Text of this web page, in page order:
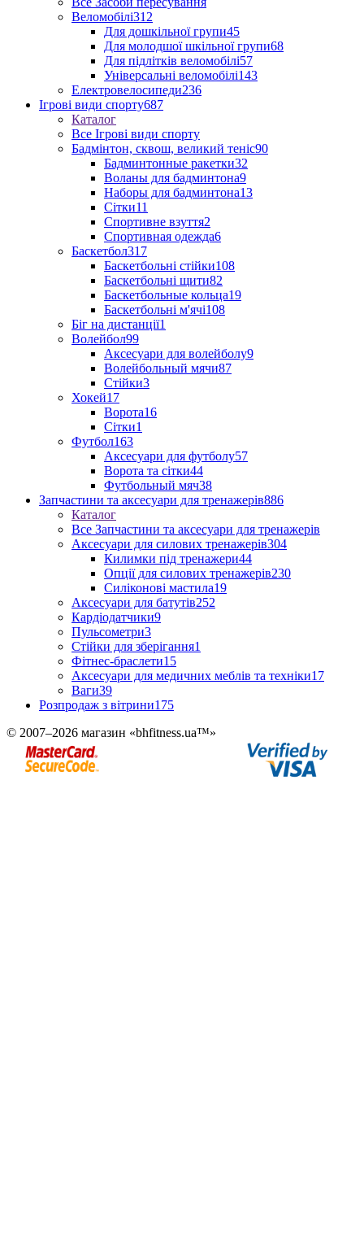
Веломобілі312
Для дошкільної групи45
Для молодшої шкільної групи68
Для підлітків веломобілі57
Універсальні веломобілі143
Електровелосипеди236
Ігрові види спорту687
Каталог
Все Ігрові види спорту
Бадмінтон, сквош, великий теніс90
Бадминтонные ракетки32
Воланы для бадминтона9
Наборы для бадминтона13
Сітки11
Спортивне взуття2
Спортивная одежда6
Баскетбол317
Баскетбольні стійки108
Баскетбольні щити82
Баскетбольные кольца19
Баскетбольні м'ячі108
Біг на дистанції1
Волейбол99
Аксесуари для волейболу9
Волейбольный мячи87
Стійки3
Хокей17
Ворота16
Сітки1
Футбол163
Аксесуари для футболу57
Ворота та сітки44
Футбольный мяч38
Запчастини та аксесуари для тренажерів886
Каталог
Все Запчастини та аксесуари для тренажерів
Аксесуари для силових тренажерів304
Килимки під тренажери44
Опції для силових тренажерів230
Силіконові мастила19
Аксесуари для батутів252
Кардіодатчики9
Пульсометри3
Стійки для зберігання1
Фітнес-браслети15
Аксесуари для медичних меблів та техніки17
Ваги39
Розпродаж з вітрини175
© 2007–2026 магазин «bhfitness.ua™»